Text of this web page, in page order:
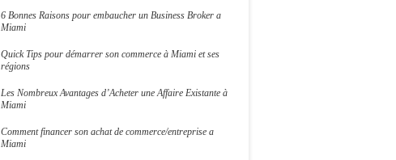
6 Bonnes Raisons pour embaucher un Business Broker a
Miami
Quick Tips pour démarrer son commerce à Miami et ses
régions
Les Nombreux Avantages d’Acheter une Affaire Existante à
Miami
Comment financer son achat de commerce/entreprise a
Miami